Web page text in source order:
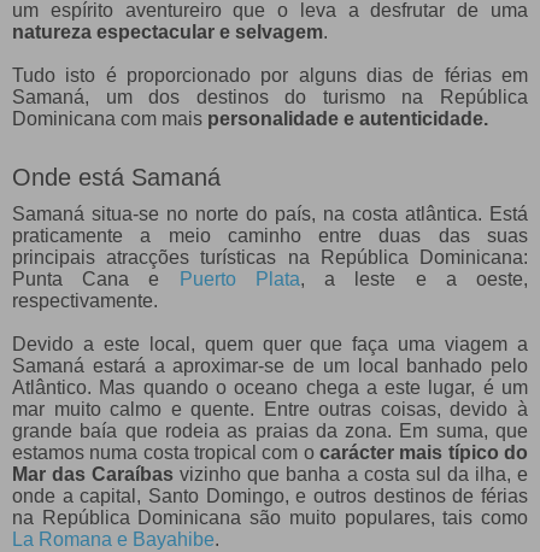
um espírito aventureiro que o leva a desfrutar de uma
natureza espectacular e selvagem.
Tudo isto é proporcionado por alguns dias de férias em
Samaná, um dos destinos do turismo na República
Dominicana com mais personalidade e autenticidade.
Onde está Samaná
Samaná situa-se no norte do país, na costa atlântica. Está
praticamente a meio caminho entre duas das suas
principais atracções turísticas na República Dominicana:
Punta Cana e
Puerto Plata, a leste e a oeste,
respectivamente.
Devido a este local, quem quer que faça uma viagem a
Samaná estará a aproximar-se de um local banhado pelo
Atlântico. Mas quando o oceano chega a este lugar, é um
mar muito calmo e quente. Entre outras coisas, devido à
grande baía que rodeia as praias da zona. Em suma, que
estamos numa costa tropical com o carácter mais típico do
Mar das Caraíbas vizinho que banha a costa sul da ilha, e
onde a capital, Santo Domingo, e outros destinos de férias
na República Dominicana são muito populares, tais como
La Romana e Bayahibe.